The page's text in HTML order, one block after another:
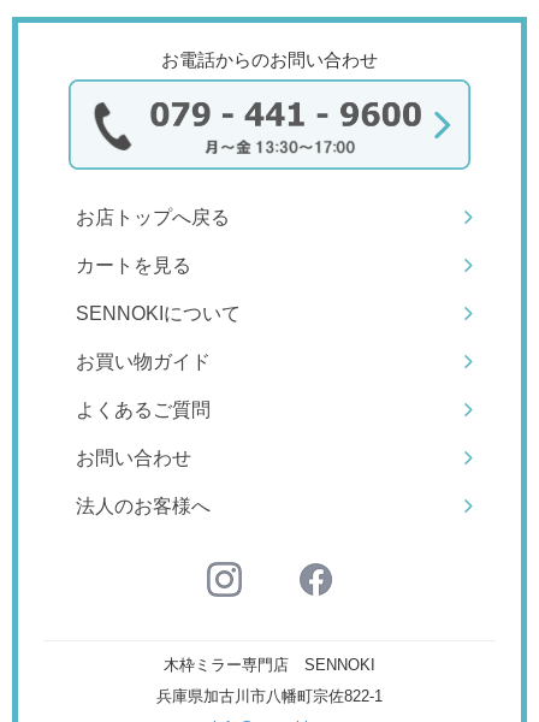
お電話からのお問い合わせ
お店トップへ戻る
カートを見る
SENNOKIについて
お買い物ガイド
よくあるご質問
お問い合わせ
法人のお客様へ
木枠ミラー専門店 SENNOKI
兵庫県加古川市八幡町宗佐822-1